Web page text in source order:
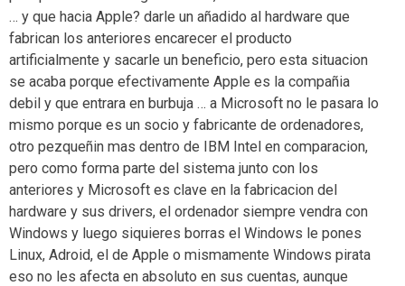
… y que hacia Apple? darle un añadido al hardware que
fabrican los anteriores encarecer el producto
artificialmente y sacarle un beneficio, pero esta situacion
se acaba porque efectivamente Apple es la compañia
debil y que entrara en burbuja … a Microsoft no le pasara lo
mismo porque es un socio y fabricante de ordenadores,
otro pezqueñin mas dentro de IBM Intel en comparacion,
pero como forma parte del sistema junto con los
anteriores y Microsoft es clave en la fabricacion del
hardware y sus drivers, el ordenador siempre vendra con
Windows y luego siquieres borras el Windows le pones
Linux, Adroid, el de Apple o mismamente Windows pirata
eso no les afecta en absoluto en sus cuentas, aunque